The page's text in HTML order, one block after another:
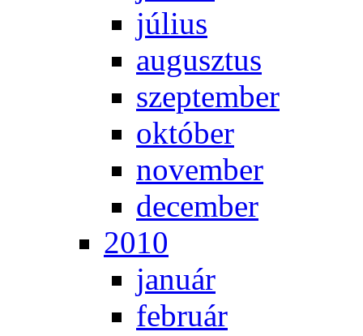
jú­li­us
au­gusz­tus
szep­tem­ber
ok­tó­ber
no­vem­ber
de­cem­ber
2010
ja­nu­ár
feb­ru­ár